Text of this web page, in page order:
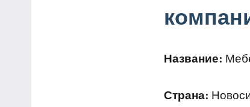
Название:
Страна: